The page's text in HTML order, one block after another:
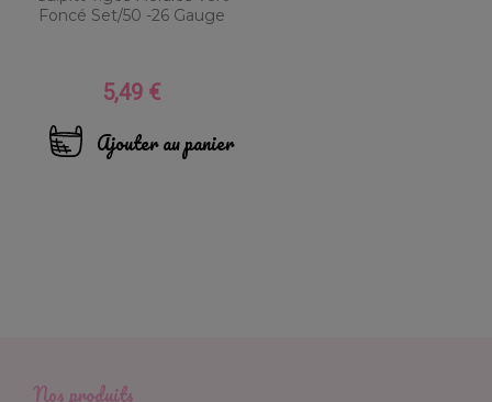
Foncé Set/50 -26 Gauge
Prix
5,49 €
Ajouter au panier
Nos produits